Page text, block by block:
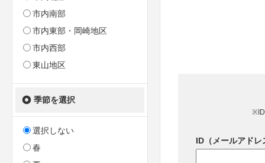
市内南部
市内東部・岡崎地区
市内西部
東山地区
季節を選択
選択しない
春
※ID
ID（メールアドレ